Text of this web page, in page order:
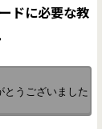
ドに必要な教
とうございました